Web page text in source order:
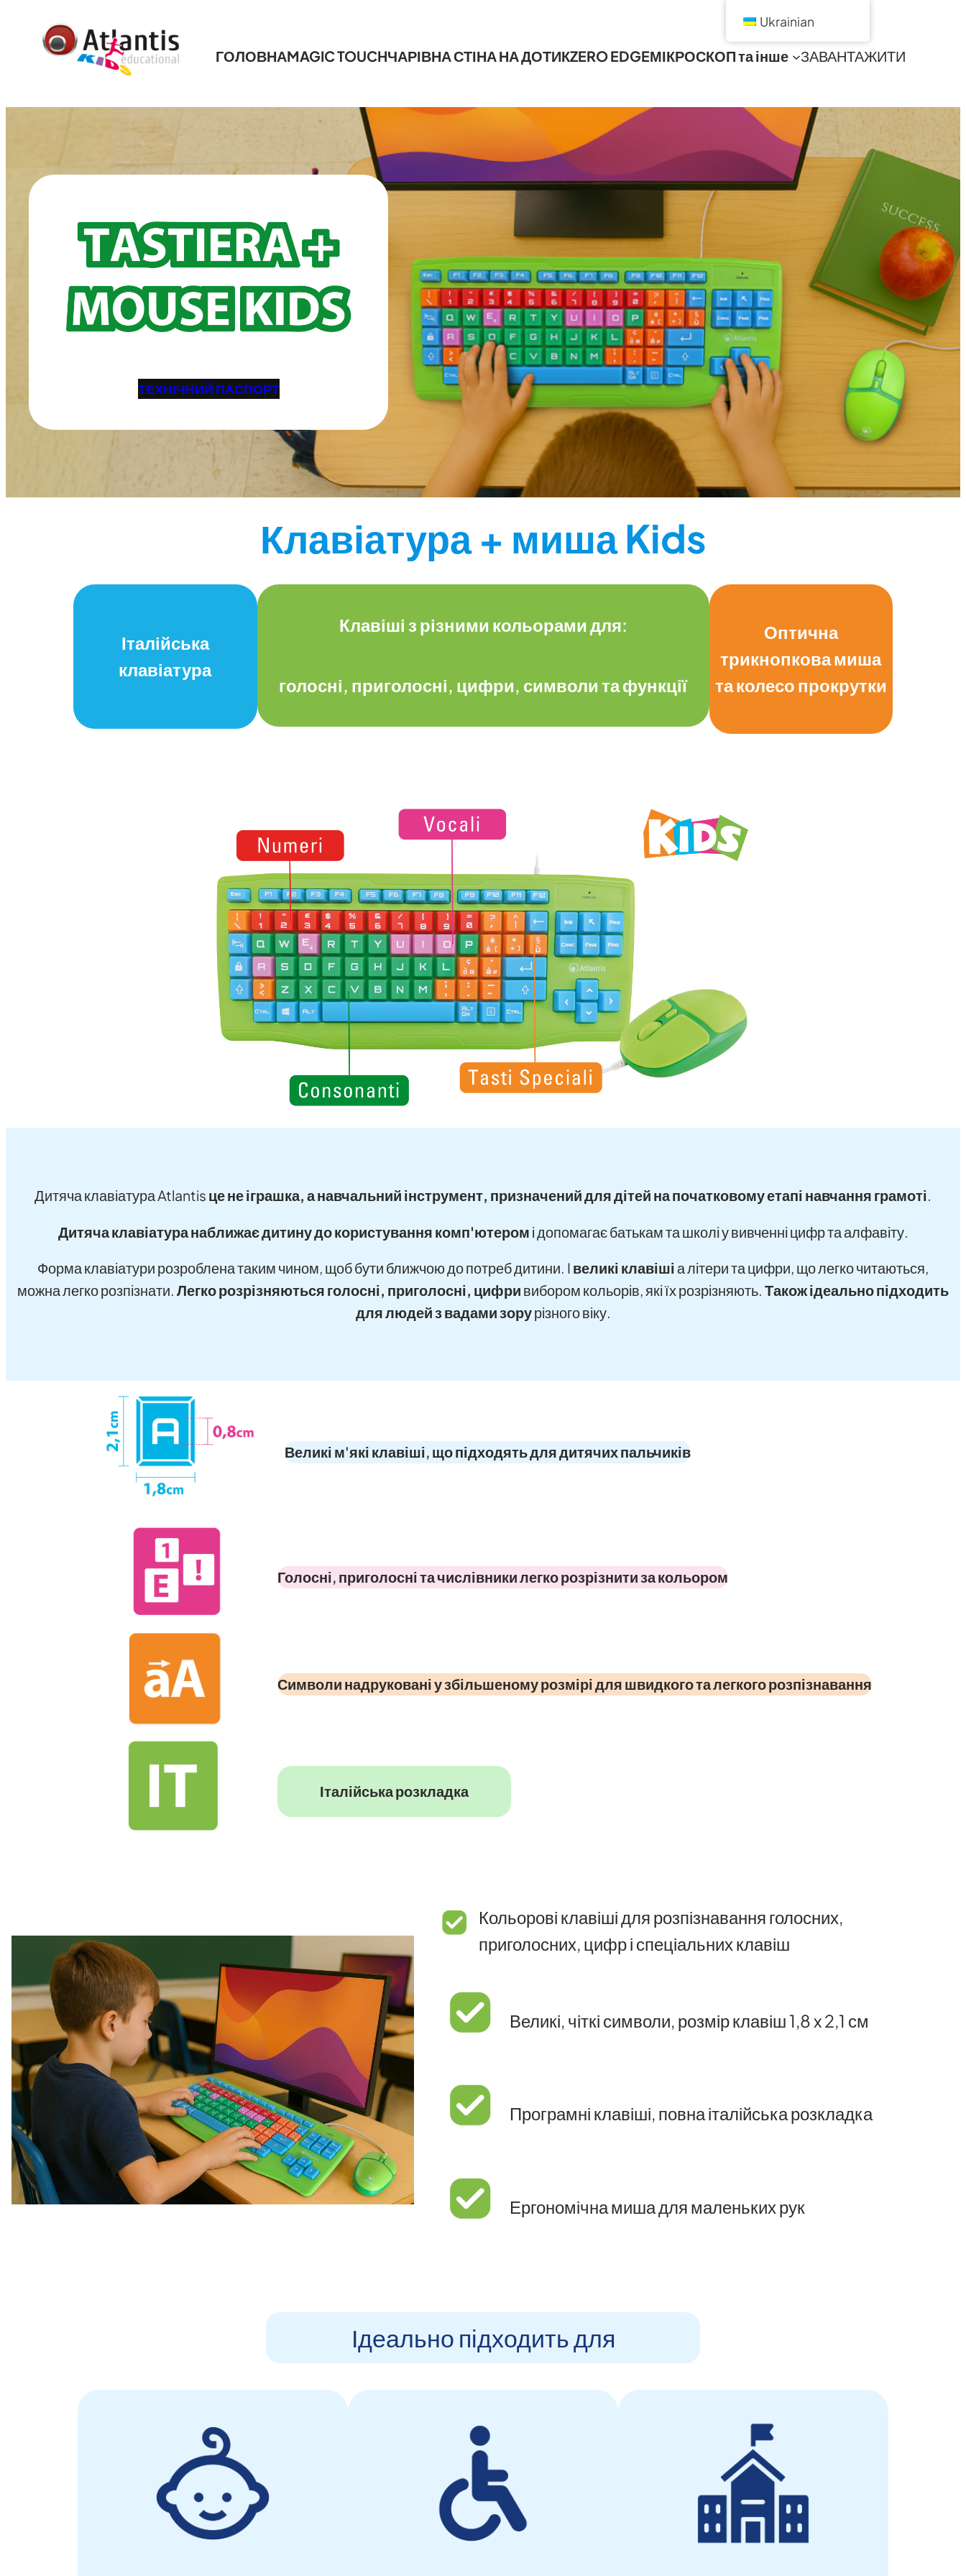
ГОЛОВНАMAGIC TOUCHЧАРІВНА СТІНА НА ДОТИКZERO EDGEМІКРОСКОП та інше ЗАВАНТАЖИТИ
ТЕХНІЧНИЙ ПАСПОРТ
Клавіатура + миша Kids
Італійська
клавіатура
Клавіші з різними кольорами для:
голосні, приголосні, цифри, символи та функції
Оптична
трикнопкова миша
та колесо прокрутки
Дитяча клавіатура Atlantis це не іграшка, а навчальний інструмент, призначений для дітей на початковому етапі навчання грамоті.
Дитяча клавіатура наближає дитину до користування комп'ютером і допомагає батькам та школі у вивченні цифр та алфавіту.
Форма клавіатури розроблена таким чином, щоб бути ближчою до потреб дитини. I великі клавішіа літери та цифри, що легко читаються,
можна легко розпізнати. Легко розрізняються голосні, приголосні, цифри вибором кольорів, які їх розрізняють. Також ідеально підходить
для людей з вадами зорурізного віку.
Великі м'які клавіші, що підходять для дитячих пальчиків
Голосні, приголосні та числівники легко розрізнити за кольором
Символи надруковані у збільшеному розмірі для швидкого та легкого розпізнавання
Італійська розкладка
Кольорові клавіші для розпізнавання голосних,
приголосних, цифр і спеціальних клавіш
Великі, чіткі символи, розмір клавіш 1,8 x 2,1 см
Програмні клавіші, повна італійська розкладка
Ергономічна миша для маленьких рук
Ідеально підходить для
Ukrainian